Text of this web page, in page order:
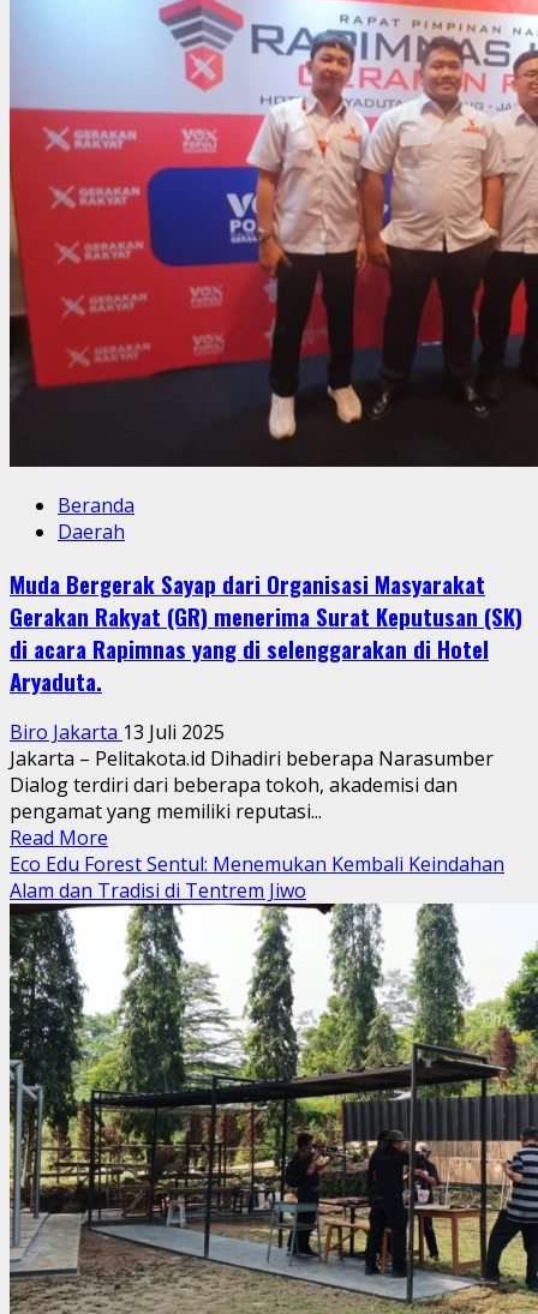
Beranda
Daerah
Muda Bergerak Sayap dari Organisasi Masyarakat
Gerakan Rakyat (GR) menerima Surat Keputusan (SK)
di acara Rapimnas yang di selenggarakan di Hotel
Aryaduta.
Biro Jakarta 13 Juli 2025
Jakarta – Pelitakota.id Dihadiri beberapa Narasumber
Dialog terdiri dari beberapa tokoh, akademisi dan
pengamat yang memiliki reputasi...
Read More
more
about
Muda
Bergerak
Sayap
dari
Organisasi
Masyarakat
Gerakan
Rakyat
(GR)
menerima
Surat
Keputusan
(SK)
di
acara
Eco Edu Forest Sentul: Menemukan Kembali Keindahan
Alam dan Tradisi di Tentrem Jiwo